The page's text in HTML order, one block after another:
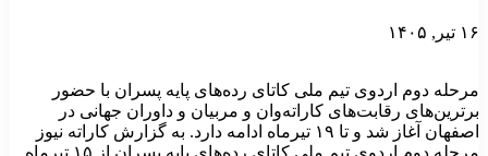
۱۶ تیر, ۱۴۰۵
مرحله دوم اردوی تیم ملی کاتای رده‌های پایه پسران با حضور
برترین‌های رقابت‌های کاراته‌وان و مربیان و داوران جهانی در
اصفهان آغاز شد و تا ۱۹ تیرماه ادامه دارد. به گزارش کاراته نیوز
مرحله دوم اردوی تیم ملی کاتای رده‌های پایه پسران از ۱۵ تیرماه